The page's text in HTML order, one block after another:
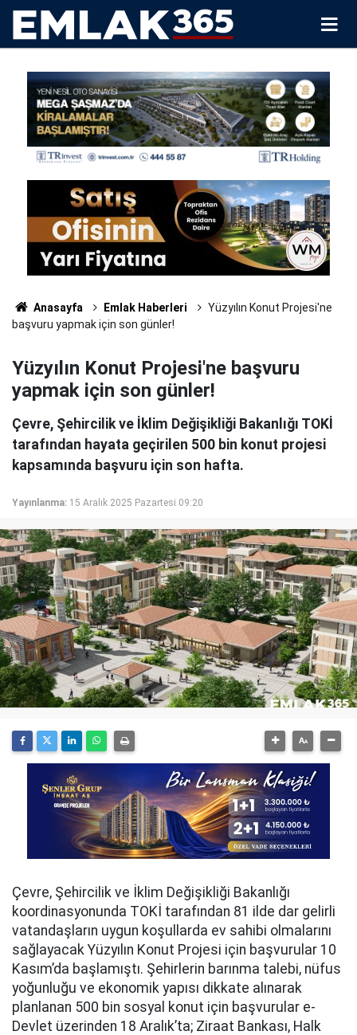
Anasayfa Emlak Haberleri
Yüzyılın Konut Projesi'ne
başvuru yapmak için son günler!
Yüzyılın Konut Projesi'ne başvuru
yapmak için son günler!
Çevre, Şehircilik ve İklim Değişikliği Bakanlığı TOKİ
tarafından hayata geçirilen 500 bin konut projesi
kapsamında başvuru için son hafta.
Yayınlanma: 15 Aralık 2025 Pazartesi 09:20
Çevre, Şehircilik ve İklim Değişikliği Bakanlığı
koordinasyonunda TOKİ tarafından 81 ilde dar gelirli
vatandaşların uygun koşullarda ev sahibi olmalarını
sağlayacak Yüzyılın Konut Projesi için başvurular 10
Kasım’da başlamıştı. Şehirlerin barınma talebi, nüfus
yoğunluğu ve ekonomik yapısı dikkate alınarak
planlanan 500 bin sosyal konut için başvurular e-
Devlet üzerinden 18 Aralık’ta; Ziraat Bankası, Halk